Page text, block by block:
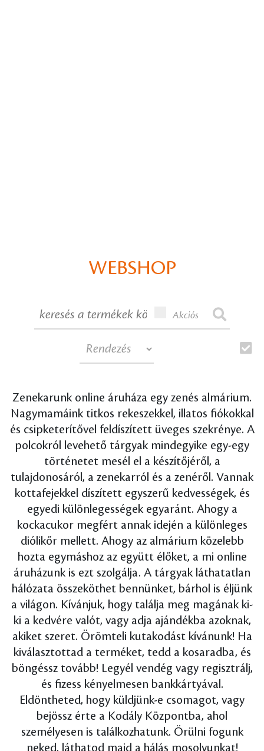
WEBSHOP
Akciós
Zenekarunk online áruháza egy zenés almárium.
Nagymamáink titkos rekeszekkel, illatos fiókokkal
és csipketerítővel feldíszített üveges szekrénye. A
polcokról levehető tárgyak mindegyike egy-egy
történetet mesél el a készítőjéről, a
tulajdonosáról, a zenekarról és a zenéről. Vannak
kottafejekkel díszített egyszerű kedvességek, és
egyedi különlegességek egyaránt. Ahogy a
kockacukor megfért annak idején a különleges
diólikőr mellett. Ahogy az almárium közelebb
hozta egymáshoz az együtt élőket, a mi online
áruházunk is ezt szolgálja. A tárgyak láthatatlan
hálózata összeköthet bennünket, bárhol is éljünk
a világon. Kívánjuk, hogy találja meg magának ki-
ki a kedvére valót, vagy adja ajándékba azoknak,
akiket szeret. Örömteli kutakodást kívánunk! Ha
kiválasztottad a terméket, tedd a kosaradba, és
böngéssz tovább! Legyél vendég vagy regisztrálj,
és fizess kényelmesen bankkártyával.
Eldöntheted, hogy küldjünk-e csomagot, vagy
bejössz érte a Kodály Központba, ahol
személyesen is találkozhatunk. Örülni fogunk
neked, láthatod majd a hálás mosolyunkat!